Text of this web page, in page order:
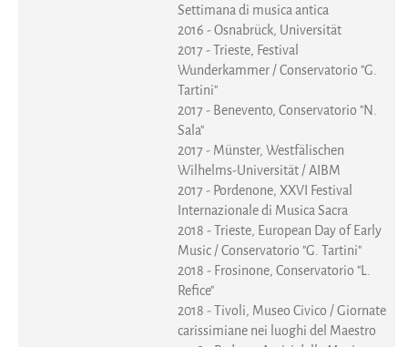
Settimana di musica antica
2016 - Osnabrück, Universität
2017 - Trieste, Festival
Wunderkammer / Conservatorio "G.
Tartini"
2017 - Benevento, Conservatorio "N.
Sala"
2017 - Münster, Westfälischen
Wilhelms-Universität / AIBM
2017 - Pordenone, XXVI Festival
Internazionale di Musica Sacra
2018 - Trieste, European Day of Early
Music / Conservatorio "G. Tartini"
2018 - Frosinone, Conservatorio "L.
Refice"
2018 - Tivoli, Museo Civico / Giornate
carissimiane nei luoghi del Maestro